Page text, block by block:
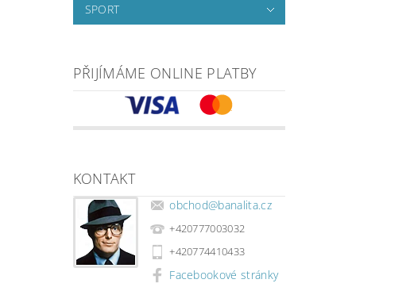
SPORT
PŘIJÍMÁME ONLINE PLATBY
KONTAKT
obchod@banalita.cz
+420777003032
+420774410433
Facebookové stránky